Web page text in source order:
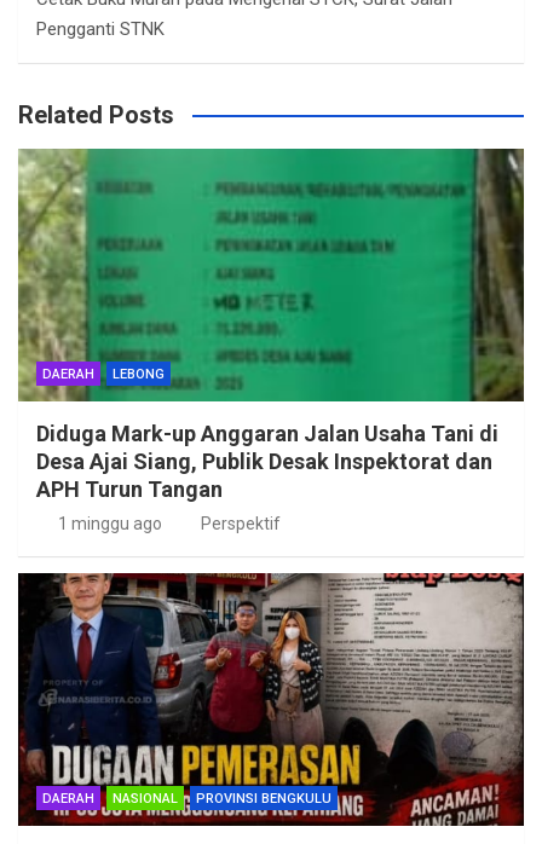
Pengganti STNK
Related Posts
DAERAH LEBONG
Diduga Mark-up Anggaran Jalan Usaha Tani di
Desa Ajai Siang, Publik Desak Inspektorat dan
APH Turun Tangan
1 minggu ago Perspektif
DAERAH NASIONAL PROVINSI BENGKULU